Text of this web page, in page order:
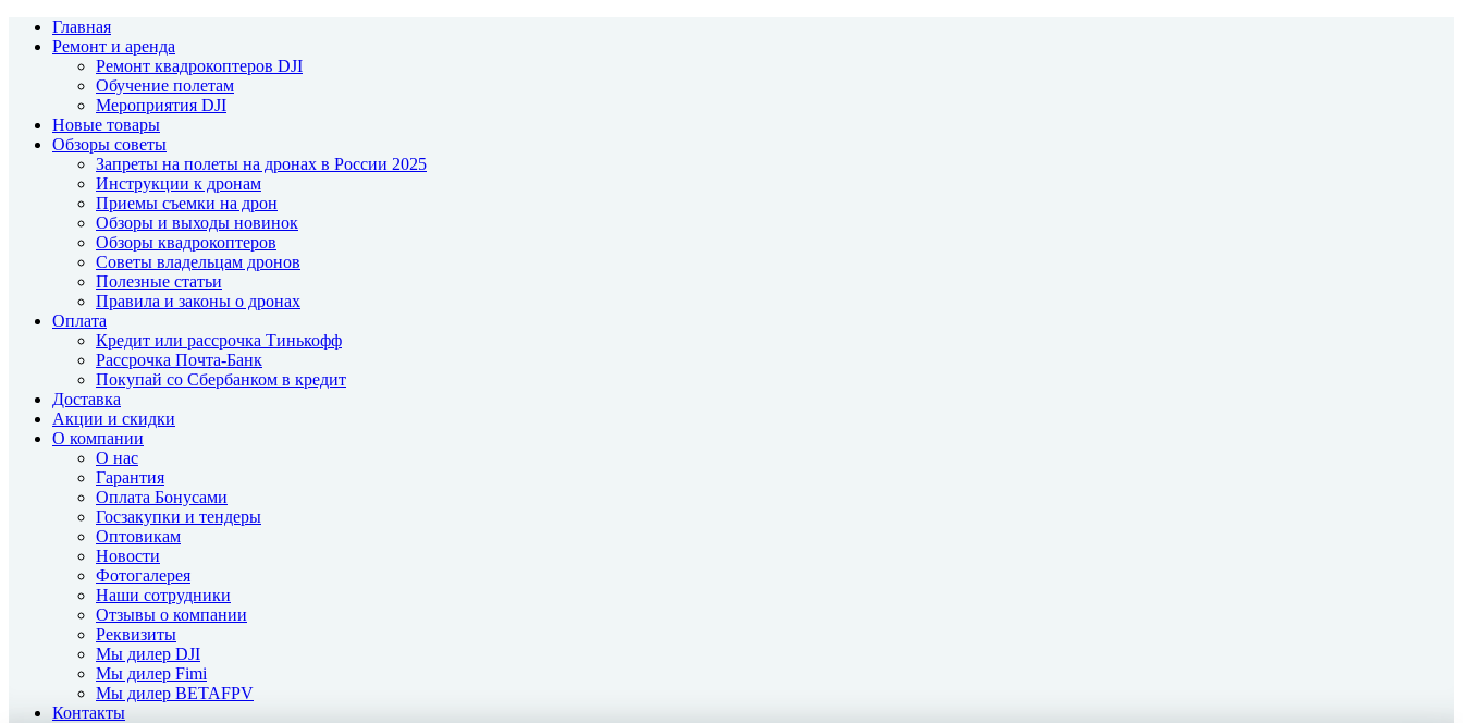
Главная
Ремонт и аренда
Ремонт квадрокоптеров DJI
Обучение полетам
Мероприятия DJI
Новые товары
Обзоры советы
Запреты на полеты на дронах в России 2025
Инструкции к дронам
Приемы съемки на дрон
Обзоры и выходы новинок
Обзоры квадрокоптеров
Советы владельцам дронов
Полезные статьи
Правила и законы о дронах
Оплата
Кредит или рассрочка Тинькофф
Рассрочка Почта-Банк
Покупай со Сбербанком в кредит
Доставка
Акции и скидки
О компании
О нас
Гарантия
Оплата Бонусами
Госзакупки и тендеры
Оптовикам
Новости
Фотогалерея
Наши сотрудники
Отзывы о компании
Реквизиты
Мы дилер DJI
Мы дилер Fimi
Мы дилер BETAFPV
Контакты